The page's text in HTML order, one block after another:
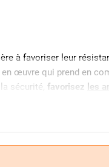
à favoriser leur
œuvre qui prend en
sécurité, favorisez les
une bague PVC. Si
l’oxydation
contre la